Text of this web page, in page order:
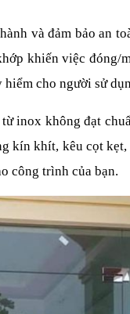
và đảm bảo an
khiến việc
cho người sử
inox không đạt
kín khít, kêu cọt
công trình của bạn.